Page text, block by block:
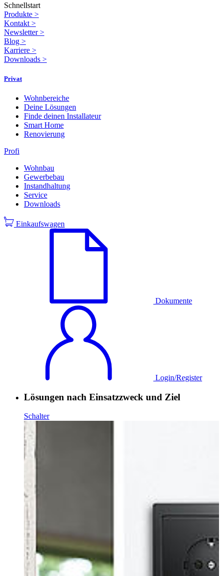
Schnellstart
Produkte >
Kontakt >
Newsletter>
Blog >
Karriere >
Downloads >
Privat
Wohnbereiche
Deine Lösungen
Finde deinen Installateur
Smart Home
Renovierung
Profi
Wohnbau
Gewerbebau
Instandhaltung
Service
Downloads
Einkaufswagen
Dokumente
Login/Register
Lösungen nach Einsatzzweck und Ziel
Schalter